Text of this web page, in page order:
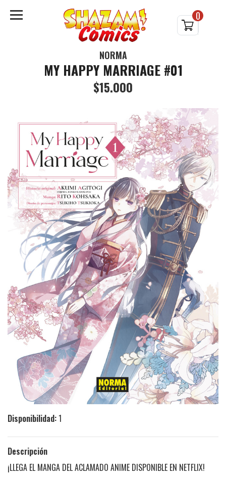
0
NORMA
MY HAPPY MARRIAGE #01
$15.000
Disponibilidad:1
Descripción
¡LLEGA EL MANGA DEL ACLAMADO ANIME DISPONIBLE EN NETFLIX!